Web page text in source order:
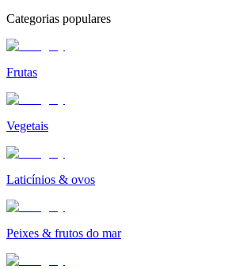
Categorias populares
Frutas
Vegetais
Laticínios & ovos
Peixes & frutos do mar